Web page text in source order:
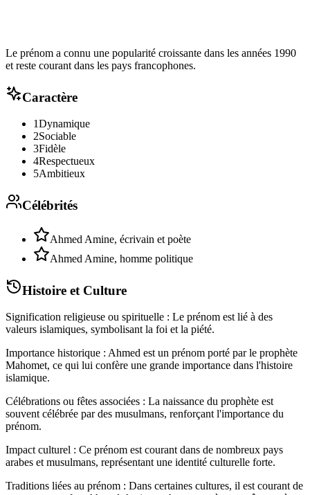
Le prénom a connu une popularité croissante dans les années 1990
et reste courant dans les pays francophones.
Caractère
1Dynamique
2Sociable
3Fidèle
4Respectueux
5Ambitieux
Célébrités
Ahmed Amine, écrivain et poète
Ahmed Amine, homme politique
Histoire et Culture
Signification religieuse ou spirituelle : Le prénom est lié à des
valeurs islamiques, symbolisant la foi et la piété.
Importance historique : Ahmed est un prénom porté par le prophète
Mahomet, ce qui lui confère une grande importance dans l'histoire
islamique.
Célébrations ou fêtes associées : La naissance du prophète est
souvent célébrée par des musulmans, renforçant l'importance du
prénom.
Impact culturel : Ce prénom est courant dans de nombreux pays
arabes et musulmans, représentant une identité culturelle forte.
Traditions liées au prénom : Dans certaines cultures, il est courant de